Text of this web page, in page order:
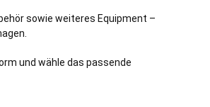
sowie weiteres Equipment –
und wähle das passende